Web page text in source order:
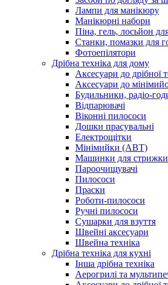
Лампи для манікюру
Манікюрні набори
Піна, гель, лосьйон
Станки, помазки для
Фотоепілятори
Дрібна техніка для дому
Аксесуари до дрібної
Аксесуари до
Будильники, радіо-
Відпарювачі
Віконні пилососи
Дошки прасувальні
Електрощітки
Мінімийки (АВТ)
Машинки для стрижки
Пароочищувачі
Пилососи
Праски
Роботи-пилососи
Ручні пилососи
Сушарки для взуття
Швейні аксесуари
Швейна техніка
Дрібна техніка для кухні
Інша дрібна техніка
Аерогрилі та